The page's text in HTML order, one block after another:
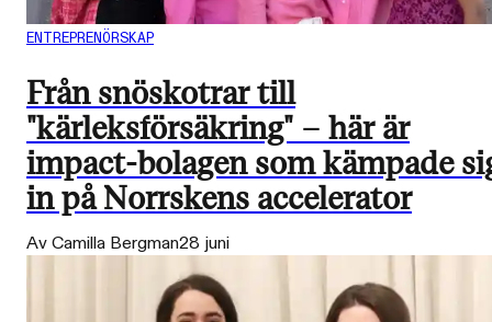
ENTREPRENÖRSKAP
Från snöskotrar till
"kärleksförsäkring" – här är
impact-bolagen som kämpade
in på Norrskens accelerator
Av Camilla Bergman28 juni